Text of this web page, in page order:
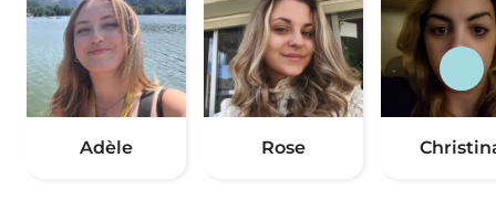
Adèle Rose